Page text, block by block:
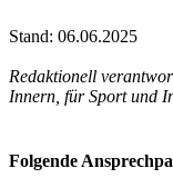
Stand: 06.06.2025
Redaktionell
Innern, für Sport und
Folgende